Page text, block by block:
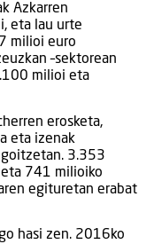
Azkarren
eta lau urte
milioi euro
–sektorean
milioi eta
erosketa,
eta izenak
3.353
741 milioiko
egituretan erabat
hasi zen. 2016ko